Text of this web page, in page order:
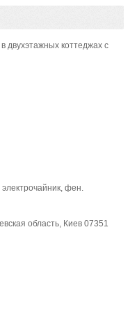
двухэтажных коттеджах с
фен.
Ул. Лесная 34, с. Синяк, Вышгородский район, Киевская область, Киев 07351